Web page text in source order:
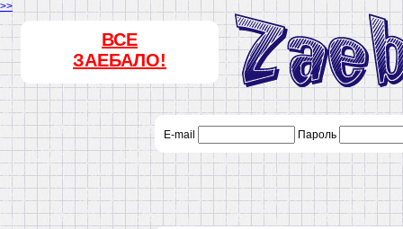
>>
ВСЕ
ЗАЕБАЛО!
E-mail Пароль